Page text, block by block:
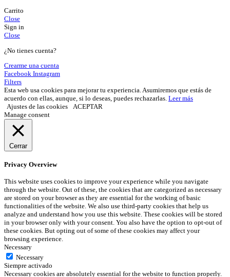
Carrito
Close
Sign in
Close
¿No tienes cuenta?
Crearme una cuenta
Facebook Instagram
Filters
Esta web usa cookies para mejorar tu experiencia. Asumiremos que estás de
acuerdo con ellas, aunque, si lo deseas, puedes rechazarlas. Leer más
Ajustes de las cookies
ACEPTAR
Manage consent
Cerrar
Privacy Overview
This website uses cookies to improve your experience while you navigate
through the website. Out of these, the cookies that are categorized as necessary
are stored on your browser as they are essential for the working of basic
functionalities of the website. We also use third-party cookies that help us
analyze and understand how you use this website. These cookies will be stored
in your browser only with your consent. You also have the option to opt-out of
these cookies. But opting out of some of these cookies may affect your
browsing experience.
Necessary
Necessary
Siempre activado
Necessary cookies are absolutely essential for the website to function properly.